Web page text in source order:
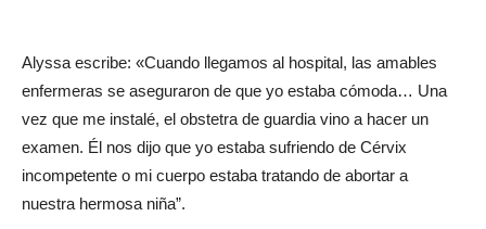
Alyssa escribe: «Cuando llegamos al hospital, las amables
enfermeras se aseguraron de que yo estaba cómoda… Una
vez que me instalé, el obstetra de guardia vino a hacer un
examen. Él nos dijo que yo estaba sufriendo de Cérvix
incompetente o mi cuerpo estaba tratando de abortar a
nuestra hermosa niña”.